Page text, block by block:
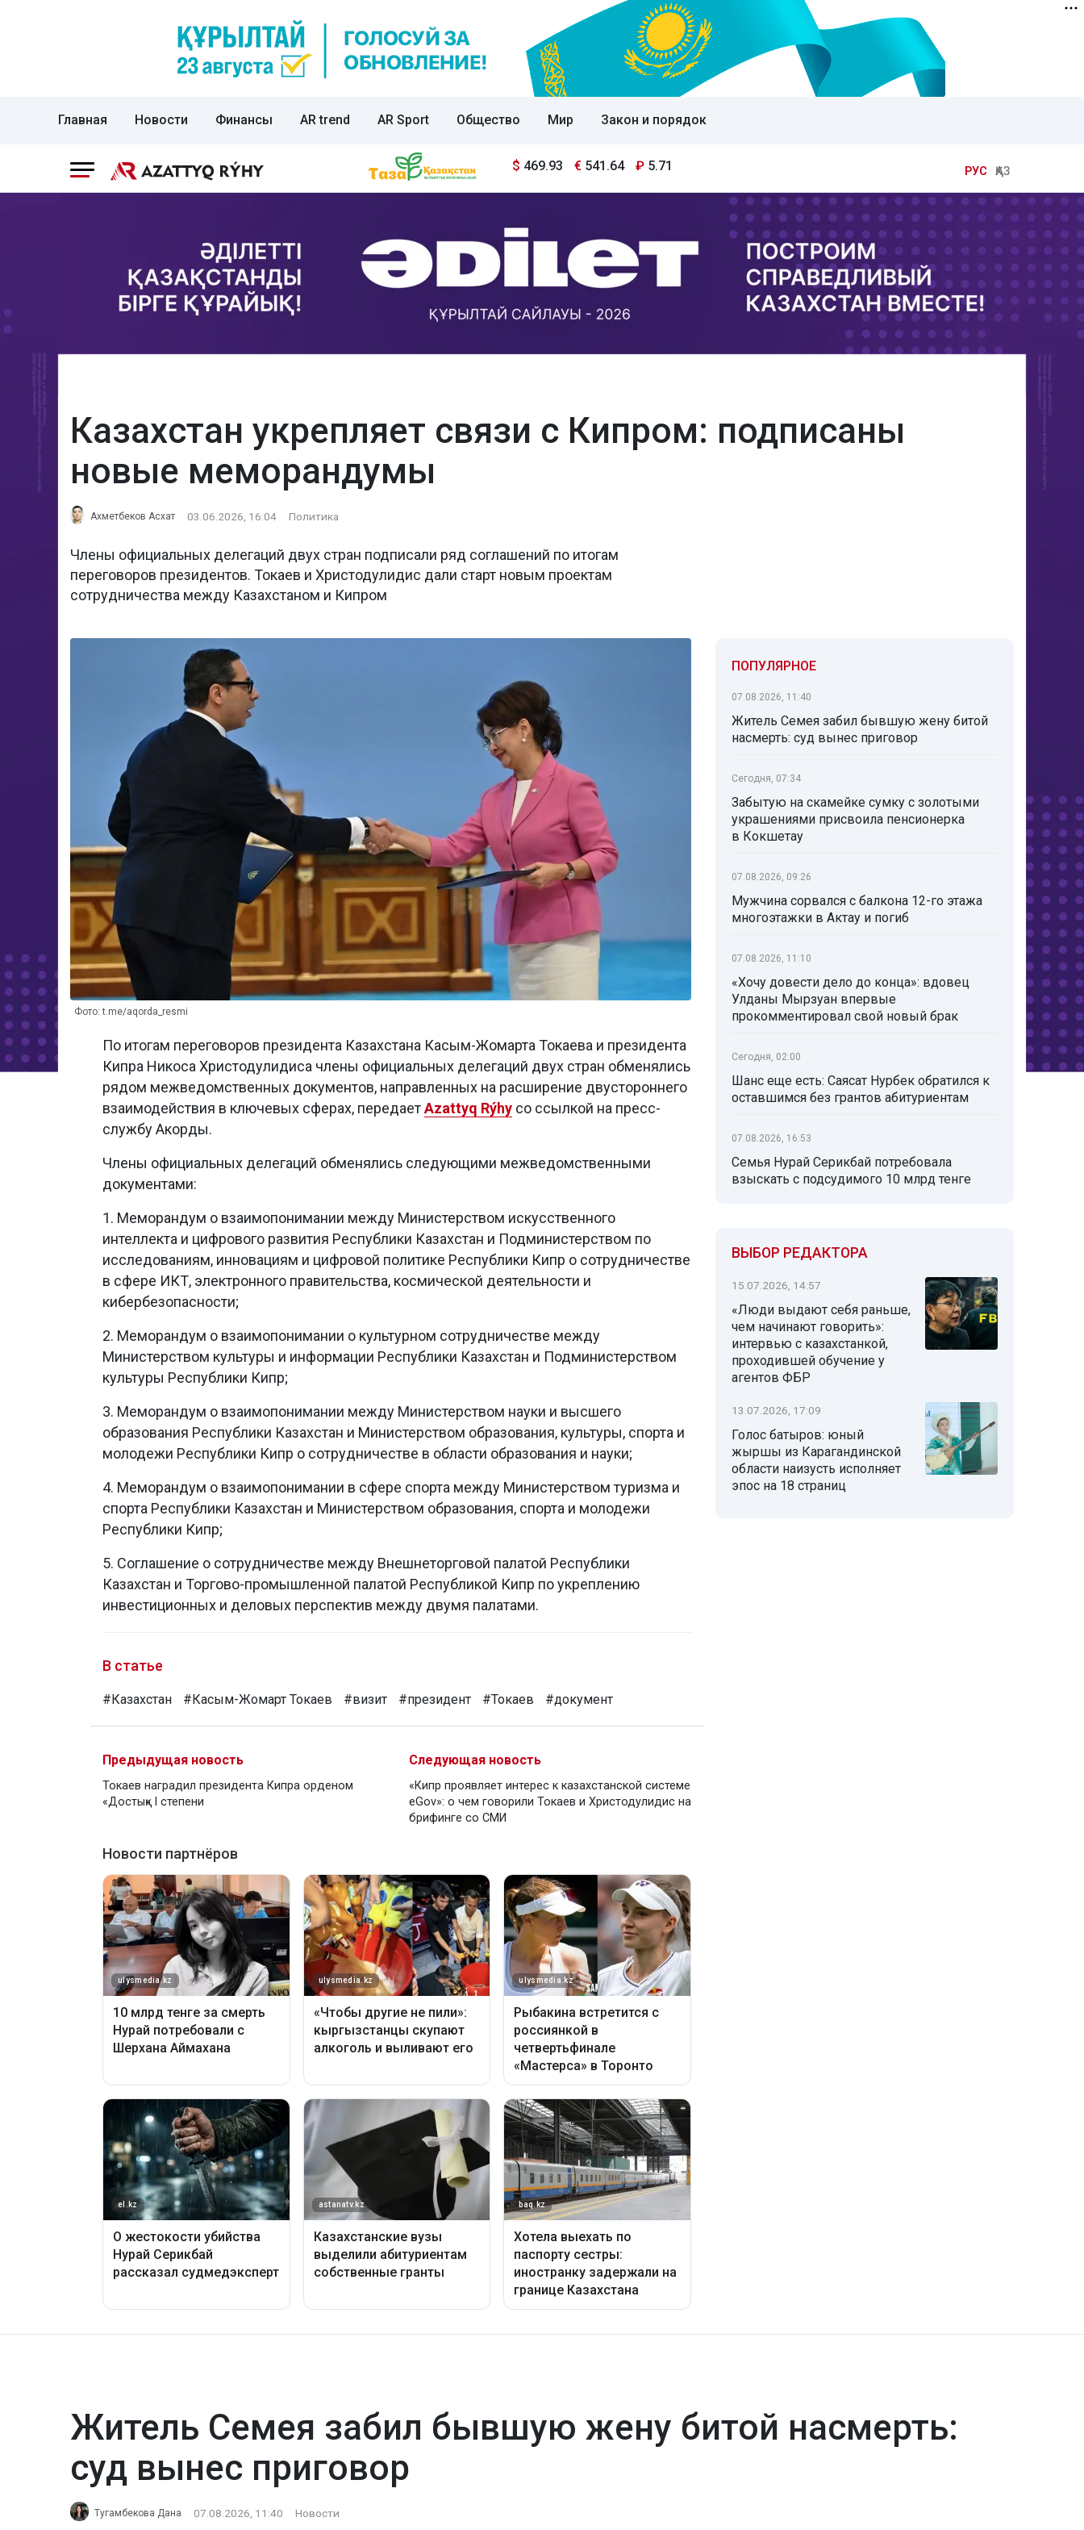
Главная Новости Финансы AR trend AR Sport Общество Мир Закон и порядок
$ 469.93 € 541.64 ₽ 5.71 РУС ҚАЗ
Казахстан укрепляет связи с Кипром: подписаны
новые меморандумы
Ахметбеков Асхат 03.06.2026, 16:04 Политика
Члены официальных делегаций двух стран подписали ряд соглашений по итогам
переговоров президентов. Токаев и Христодулидис дали старт новым проектам
сотрудничества между Казахстаном и Кипром
Фото: t.me/aqorda_resmi
По итогам переговоров президента Казахстана Касым-Жомарта Токаева и президента
Кипра Никоса Христодулидиса члены официальных делегаций двух стран обменялись
рядом межведомственных документов, направленных на расширение двустороннего
взаимодействия в ключевых сферах, передаетAzattyq Rýhy со ссылкой на пресс-
службу Акорды.
Члены официальных делегаций обменялись следующими межведомственными
документами:
1. Меморандум о взаимопонимании между Министерством искусственного
интеллекта и цифрового развития Республики Казахстан и Подминистерством по
исследованиям, инновациям и цифровой политике Республики Кипр о сотрудничестве
в сфере ИКТ, электронного правительства, космической деятельности и
кибербезопасности;
2. Меморандум о взаимопонимании о культурном сотрудничестве между
Министерством культуры и информации Республики Казахстан и Подминистерством
культуры Республики Кипр;
3. Меморандум о взаимопонимании между Министерством науки и высшего
образования Республики Казахстан и Министерством образования, культуры, спорта и
молодежи Республики Кипр о сотрудничестве в области образования и науки;
4. Меморандум о взаимопонимании в сфере спорта между Министерством туризма и
спорта Республики Казахстан и Министерством образования, спорта и молодежи
Республики Кипр;
5. Соглашение о сотрудничестве между Внешнеторговой палатой Республики
Казахстан и Торгово-промышленной палатой Республикой Кипр по укреплению
инвестиционных и деловых перспектив между двумя палатами.
В статье
#Казахстан #Касым-Жомарт Токаев #визит #президент #Токаев #документ
Предыдущая новость
Токаев наградил президента Кипра орденом
«Достық» I степени
Следующая новость
«Кипр проявляет интерес к казахстанской системе
eGov»: о чем говорили Токаев и Христодулидис на
брифинге со СМИ
ПОПУЛЯРНОЕ
07.08.2026, 11:40
Житель Семея забил бывшую жену битой
насмерть: суд вынес приговор
Сегодня, 07:34
Забытую на скамейке сумку с золотыми
украшениями присвоила пенсионерка
в Кокшетау
07.08.2026, 09:26
Мужчина сорвался с балкона 12-го этажа
многоэтажки в Актау и погиб
07.08.2026, 11:10
«Хочу довести дело до конца»: вдовец
Улданы Мырзуан впервые
прокомментировал свой новый брак
Сегодня, 02:00
Шанс еще есть: Саясат Нурбек обратился к
оставшимся без грантов абитуриентам
07.08.2026, 16:53
Семья Нурай Серикбай потребовала
взыскать с подсудимого 10 млрд тенге
ВЫБОР РЕДАКТОРА
15.07.2026, 14:57
«Люди выдают себя раньше,
чем начинают говорить»:
интервью с казахстанкой,
проходившей обучение у
агентов ФБР
13.07.2026, 17:09
Голос батыров: юный
жыршы из Карагандинской
области наизусть исполняет
эпос на 18 страниц
Житель Семея забил бывшую жену битой насмерть:
суд вынес приговор
Тугамбекова Дана 07.08.2026, 11:40 Новости